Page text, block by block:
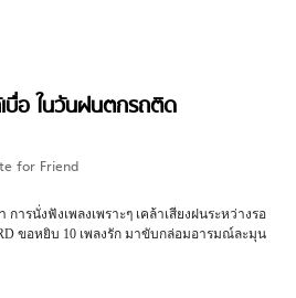
บื่อ ในวันฝนตกรถติด
for Friend
ารนั่งฟังเพลงเพราะๆ เคล้าเสียงฝนระหว่างรอ
ขอหยิบ 10 เพลงรัก มาขับกล่อมอารมณ์ละมุน